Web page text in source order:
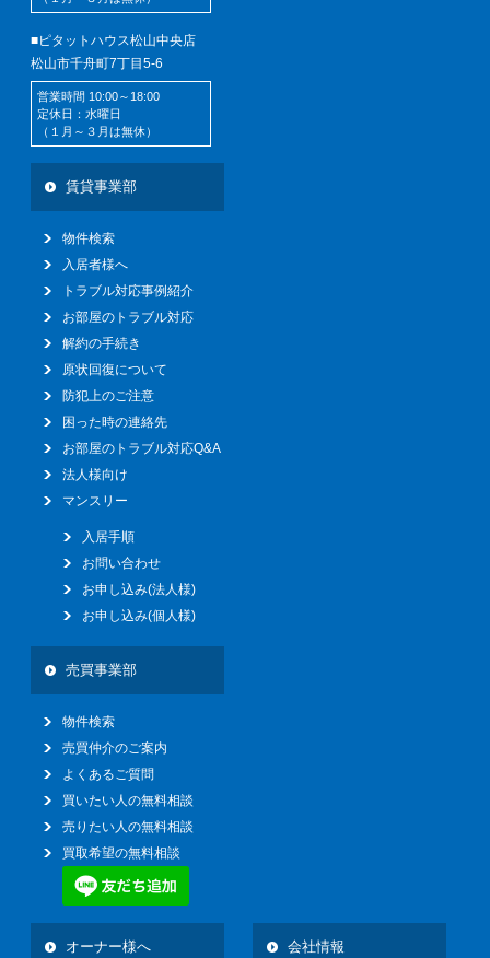
■ピタットハウス松山中央店
松山市千舟町7丁目5-6
営業時間 10:00～18:00
定休日：水曜日
（１月～３月は無休）
賃貸事業部
物件検索
入居者様へ
トラブル対応事例紹介
お部屋のトラブル対応
解約の手続き
原状回復について
防犯上のご注意
困った時の連絡先
お部屋のトラブル対応Q&A
法人様向け
マンスリー
入居手順
お問い合わせ
お申し込み(法人様)
お申し込み(個人様)
売買事業部
物件検索
売買仲介のご案内
よくあるご質問
買いたい人の無料相談
売りたい人の無料相談
買取希望の無料相談
オーナー様へ 会社情報